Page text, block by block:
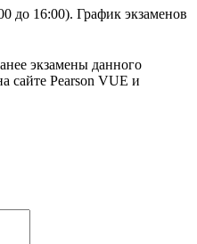
до 16:00). График экзаменов
экзамены данного
сайте Pearson VUE и